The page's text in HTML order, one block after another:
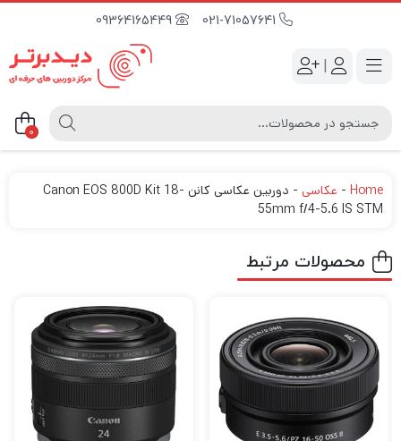
09364165449
|
0
Home
- عکاسی -
دوربین عکاسی کانن Canon EOS 800D Kit 18-
55mm f/4-5.6 IS STM
محصولات مرتبط